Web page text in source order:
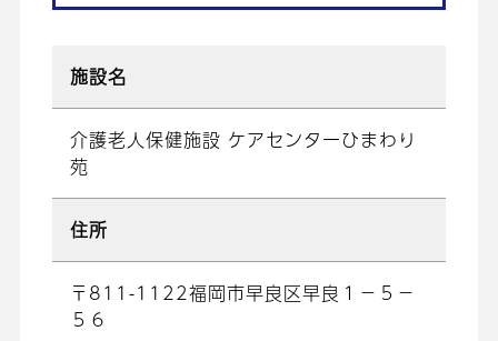
施設名
介護老人保健施設 ケアセンターひまわり
苑
住所
〒811-1122福岡市早良区早良１－５－
５６